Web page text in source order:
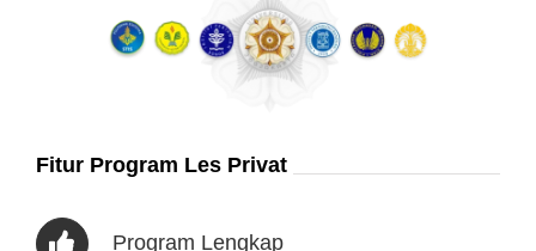
Fitur Program Les Privat
Program Lengkap